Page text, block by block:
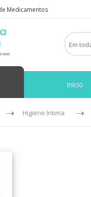
Medicamentos
Início
Higiene Intima